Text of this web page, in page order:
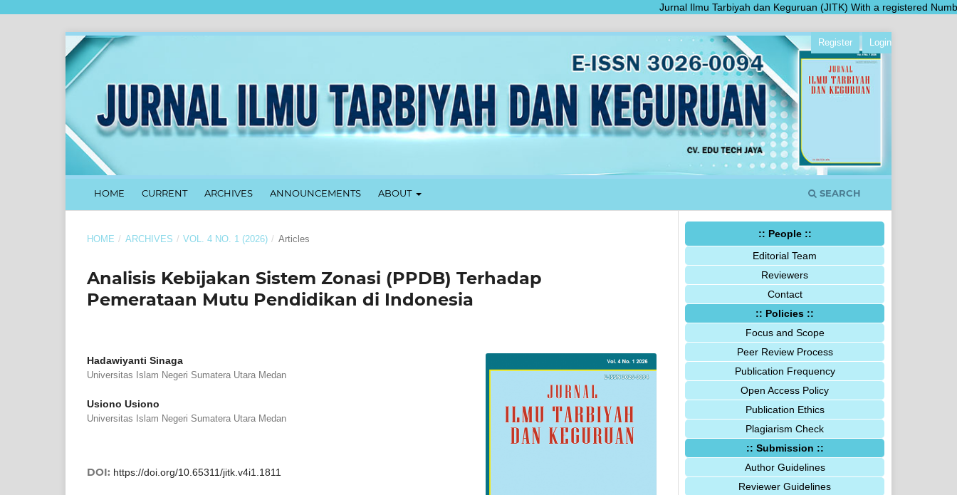
Jurnal Ilmu Tarbiyah dan Keguruan (JITK) With a registered Number
HOME CURRENT ARCHIVES ANNOUNCEMENTS ABOUT SEARCH
Register Login
HOME / ARCHIVES / VOL. 4 NO. 1 (2026) / Articles
Analisis Kebijakan Sistem Zonasi (PPDB) Terhadap
Pemerataan Mutu Pendidikan di Indonesia
Hadawiyanti Sinaga
Universitas Islam Negeri Sumatera Utara Medan
Usiono Usiono
Universitas Islam Negeri Sumatera Utara Medan
DOI: https://doi.org/10.65311/jitk.v4i1.1811
:: People ::
Editorial Team
Reviewers
Contact
:: Policies ::
Focus and Scope
Peer Review Process
Publication Frequency
Open Access Policy
Publication Ethics
Plagiarism Check
:: Submission ::
Author Guidelines
Reviewer Guidelines